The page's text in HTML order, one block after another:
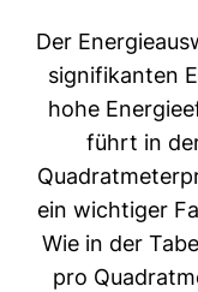
Der
signifikanten
hohe
führt in
ein wichtiger
Wie in der
pro